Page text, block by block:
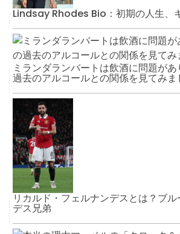
Lindsay Rhodes Bio：初期の人生、
ミランダランバートは飲酒に問題が
過去のアルコールとの関係を見てみま
リカルド・フェルナンデスとは？ブ
デス兄弟